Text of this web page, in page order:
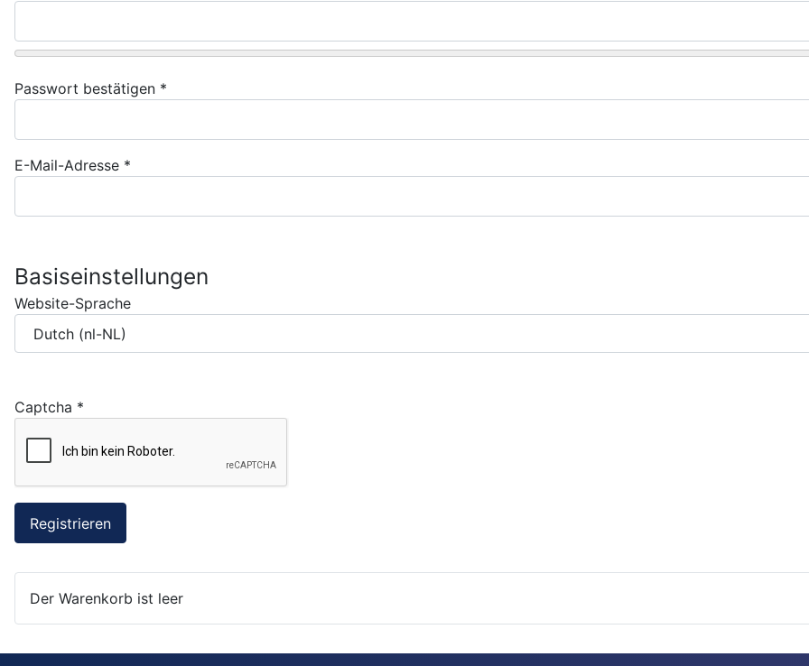
Passwort bestätigen *
E-Mail-Adresse *
Basiseinstellungen
Website-Sprache
Captcha *
Registrieren
Der Warenkorb ist leer